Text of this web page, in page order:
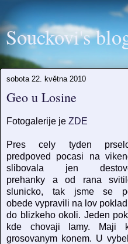
Souckovi's
sobota 22. května 2010
Geo u Losine
Fotogalerije je ZDE
Pres cely tyden
predpoved pocasi na
slibovala jen
prehanky a od rana
slunicko, tak jsme se
obede vypravili na lov
do blizkeho okoli. Jeden
kde chovaji lamy. Maji
grosovanym konem. U